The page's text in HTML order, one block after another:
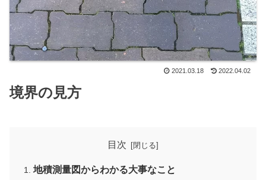
2021.03.18 2022.04.02
境界の見方
目次
地積測量図からわかる大事なこと